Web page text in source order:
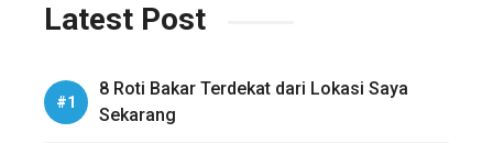
Latest Post
8 Roti Bakar Terdekat dari Lokasi Saya
Sekarang